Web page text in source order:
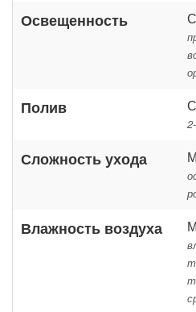
Освещенность
Полив
Сложность ухода
Влажность воздуха